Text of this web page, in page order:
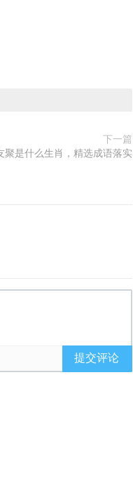
下一篇
是什么生肖，精选成语落实
提交评论